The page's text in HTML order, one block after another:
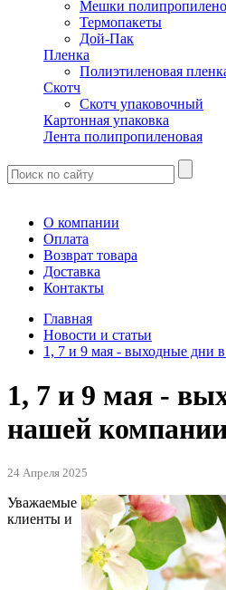
Мешки
Термопакеты
Дой-Пак
Пленка
Полиэтиленовая
Скотч
Скотч упаковочный
Картонная упаковка
Лента полипропиленовая
О компании
Оплата
Возврат товара
Доставка
Контакты
Главная
Новости и статьи
1, 7 и 9 мая - выходные дни
1, 7 и 9 мая -
нашей
24 Апреля 2025
Уважаемые
клиенты и